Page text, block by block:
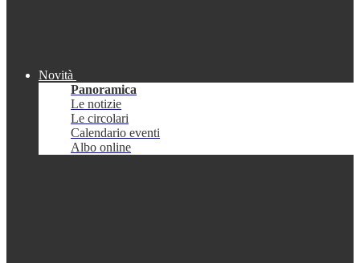
Novità
Panoramica
Le notizie
Le circolari
Calendario eventi
Albo online